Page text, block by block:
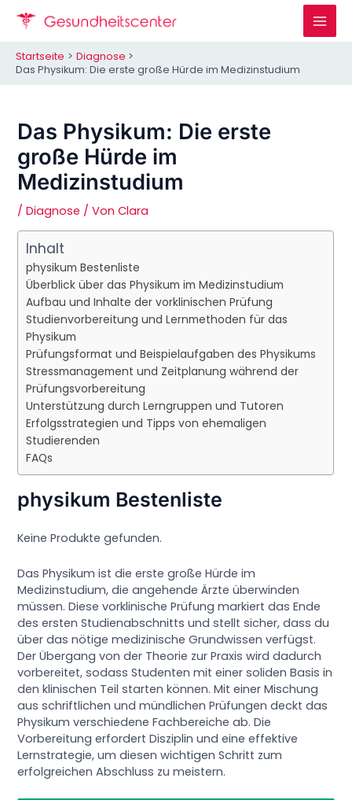
Inhalt
Startseite
Diagnose
Das Physikum: Die erste große Hürde im Medizinstudium
Das Physikum: Die erste
große Hürde im
Medizinstudium
/Diagnose / VonClara
Inhalt
physikum Bestenliste
Überblick über das Physikum im Medizinstudium
Aufbau und Inhalte der vorklinischen Prüfung
Studienvorbereitung und Lernmethoden für das
Physikum
Prüfungsformat und Beispielaufgaben des Physikums
Stressmanagement und Zeitplanung während der
Prüfungsvorbereitung
Unterstützung durch Lerngruppen und Tutoren
Erfolgsstrategien und Tipps von ehemaligen
Studierenden
FAQs
physikum Bestenliste
Keine Produkte gefunden.
Das Physikum ist die erste große Hürde im
Medizinstudium, die angehende Ärzte überwinden
müssen. Diese vorklinische Prüfung markiert das Ende
des ersten Studienabschnitts und stellt sicher, dass du
über das nötige medizinische Grundwissen verfügst.
Der Übergang von der Theorie zur Praxis wird dadurch
vorbereitet, sodass Studenten mit einer soliden Basis in
den klinischen Teil starten können. Mit einer Mischung
aus schriftlichen und mündlichen Prüfungen deckt das
Physikum verschiedene Fachbereiche ab. Die
Vorbereitung erfordert Disziplin und eine effektive
Lernstrategie, um diesen wichtigen Schritt zum
erfolgreichen Abschluss zu meistern.